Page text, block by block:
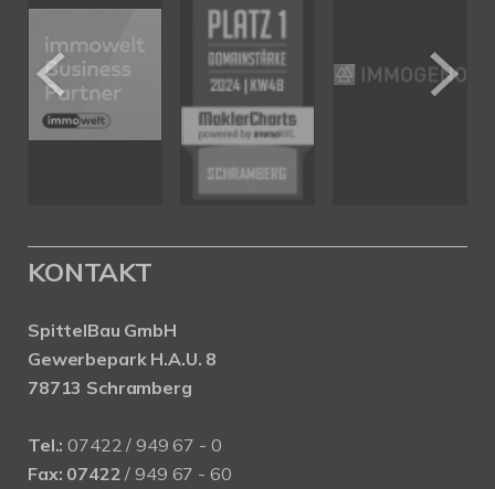
KONTAKT
SpittelBau GmbH
Gewerbepark H.A.U. 8
78713 Schramberg
Tel.: 07422 / 949 67 - 0
Fax: 07422 / 949 67 - 60